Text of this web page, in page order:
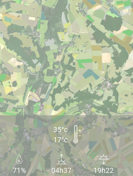
35°c
17°c
71% 04h37 19h22